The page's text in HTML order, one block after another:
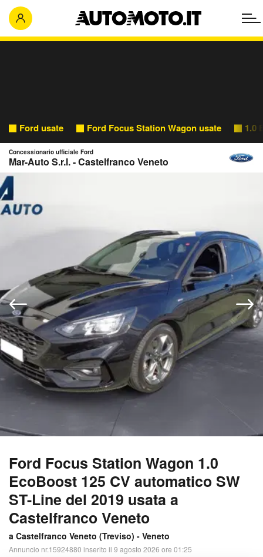
Ford usate Ford Focus Station Wagon usate 1.0
Ford Focus Station Wagon 1.0
EcoBoost 125 CV automatico SW
ST-Line del 2019 usata a
Castelfranco Veneto
a Castelfranco Veneto (Treviso) - Veneto
Annuncio nr.15924880 inserito il 9 agosto 2026 ore 01:25
Concessionario ufficiale Ford
Mar-Auto S.r.l. - Castelfranco Veneto